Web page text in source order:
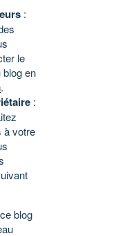
:
le
blog en
.
:
à votre
blog